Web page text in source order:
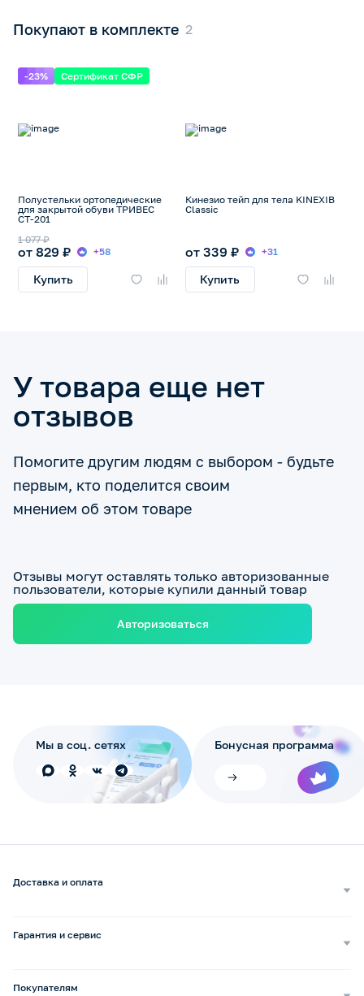
Покупают в комплекте
-23% Сертификат СФР
Полустельки ортопедические
для закрытой обуви ТРИВЕС
СТ-201
от 829 ₽
1 077 ₽
+58
Купить
Кинезио тейп для тела KINEXIB
Classic
от 339 ₽ +31
Купить
У товара еще нет
отзывов
Помогите другим людям с выбором - будьте
первым, кто поделится своим
мнением об этом товаре
Отзывы могут оставлять только авторизованные
пользователи, которые купили данный товар
Авторизоваться
Мы в соц. сетях Бонусная программа
Доставка и оплата
Гарантия и сервис
Покупателям